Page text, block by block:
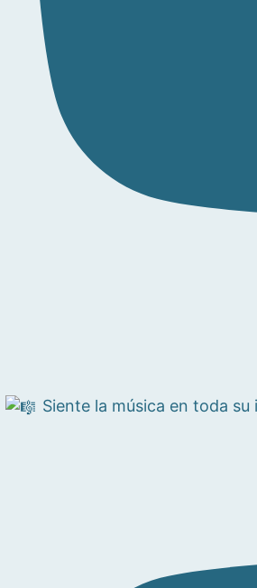
Siente la música en toda su